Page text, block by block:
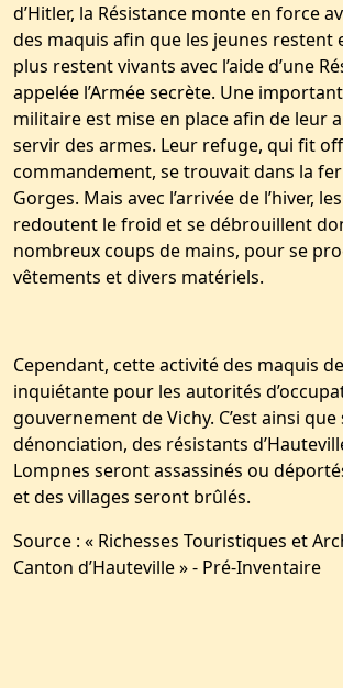
d’Hitler, la Résistance monte en force
des maquis afin que les jeunes restent
plus restent vivants avec l’aide d’une
appelée l’Armée secrète. Une
militaire est mise en place afin de leur
servir des armes. Leur refuge, qui fit
commandement, se trouvait dans la
Gorges. Mais avec l’arrivée de l’hiver,
redoutent le froid et se débrouillent
nombreux coups de mains, pour se
vêtements et divers matériels.
Cependant, cette activité des maquis
inquiétante pour les autorités
gouvernement de Vichy. C’est ainsi que
dénonciation, des résistants
Lompnes seront assassinés ou
et des villages seront brûlés.
Source : « Richesses Touristiques et
Canton d’Hauteville » - Pré-Inventaire